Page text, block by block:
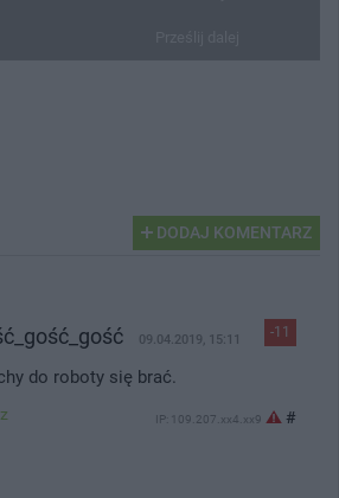
DODAJ KOMENTARZ
-11
09.04.2019, 15:11
do roboty się brać.
IP: 109.207.xx4.xx9 #